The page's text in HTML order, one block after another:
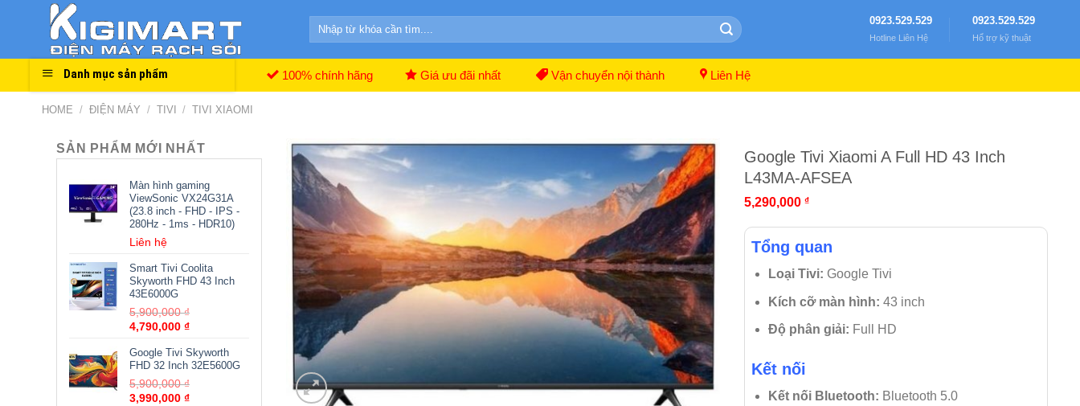
Search
0923.529.529
Hotline Liên Hệ
0923.529.529
Hổ trợ kỹ thuật
Danh mục sản phẩm 100% chính hãng Giá ưu đãi nhất Vận chuyển nội thành Liên Hệ
HOME / ĐIỆN MÁY / TIVI / TIVI XIAOMI
SẢN PHẨM MỚI NHẤT
Màn hình gaming
ViewSonic VX24G31A
(23.8 inch - FHD - IPS -
280Hz - 1ms - HDR10)
Liên hệ
Smart Tivi Coolita
Skyworth FHD 43 Inch
43E6000G
5,900,000₫
4,790,000 ₫
Google Tivi Skyworth
FHD 32 Inch 32E5600G
5,900,000₫
3,990,000 ₫
Google Tivi Xiaomi A Full HD 43 Inch
L43MA-AFSEA
5,290,000₫
Tổng quan
Loại Tivi: Google Tivi
Kích cỡ màn hình: 43 inch
Độ phân giải: Full HD
Kết nối
Kết nối Bluetooth: Bluetooth 5.0